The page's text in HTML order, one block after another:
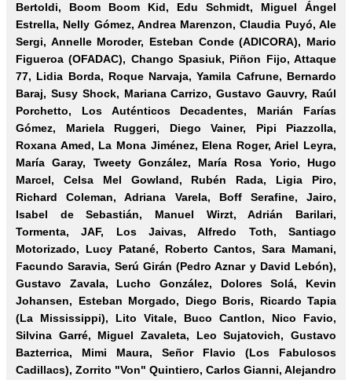
Bertoldi, Boom Boom Kid, Edu Schmidt, Miguel Ángel
Estrella, Nelly Gómez, Andrea Marenzon, Claudia Puyó, Ale
Sergi, Annelle Moroder, Esteban Conde (ADICORA), Mario
Figueroa (OFADAC), Chango Spasiuk, Piñon Fijo, Attaque
77, Lidia Borda, Roque Narvaja, Yamila Cafrune, Bernardo
Baraj, Susy Shock, Mariana Carrizo, Gustavo Gauvry, Raúl
Porchetto, Los Auténticos Decadentes, Marián Farías
Gómez, Mariela Ruggeri, Diego Vainer, Pipi Piazzolla,
Roxana Amed, La Mona Jiménez, Elena Roger, Ariel Leyra,
María Garay, Tweety González, María Rosa Yorio, Hugo
Marcel, Celsa Mel Gowland, Rubén Rada, Ligia Piro,
Richard Coleman, Adriana Varela, Boff Serafine, Jairo,
Isabel de Sebastián, Manuel Wirzt, Adrián Barilari,
Tormenta, JAF, Los Jaivas, Alfredo Toth, Santiago
Motorizado, Lucy Patané, Roberto Cantos, Sara Mamani,
Facundo Saravia, Serú Girán (Pedro Aznar y David Lebón),
Gustavo Zavala, Lucho González, Dolores Solá, Kevin
Johansen, Esteban Morgado, Diego Boris, Ricardo Tapia
(La Mississippi), Lito Vitale, Buco Cantlon, Nico Favio,
Silvina Garré, Miguel Zavaleta, Leo Sujatovich, Gustavo
Bazterrica, Mimi Maura, Señor Flavio (Los Fabulosos
Cadillacs), Zorrito "Von" Quintiero, Carlos Gianni, Alejandro